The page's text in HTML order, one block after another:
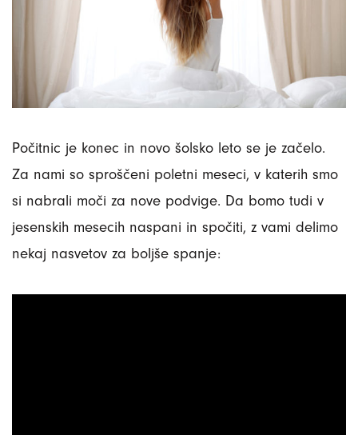
Počitnic je konec in novo šolsko leto se je začelo.
Za nami so sproščeni poletni meseci, v katerih smo
si nabrali moči za nove podvige. Da bomo tudi v
jesenskih mesecih naspani in spočiti, z vami delimo
nekaj nasvetov za boljše spanje: